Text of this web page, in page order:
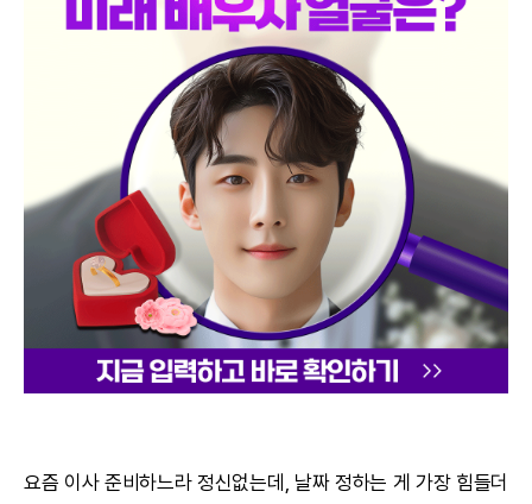
작명
꿈해몽
수리사주
운세구독
문의사항
요즘 이사 준비하느라 정신없는데, 날짜 정하는 게 가장 힘들더